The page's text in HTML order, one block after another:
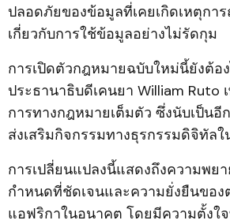
ปลอดภัยของข้อมูลที่เคยเกิดเหตุกา
เกี่ยวกับการใช้ข้อมูลอย่างไม่รัดกุม
การเปิดตัวกฎหมายฉบับใหม่นี้ยังต้อ
ประธานาธิบดีเคนยา William Ruto
การทางกฎหมายเต็มตัว ซึ่งนับเป็นอี
ส่งเสริมกิจกรรมทางธุรกรรมดิจิทัล
การเปลี่ยนแปลงนี้แสดงถึงความพย
กำหนดที่ชัดเจนและความยั่งยืนขอ
แอฟริกาในอนาคต โดยมีความตั้งใ